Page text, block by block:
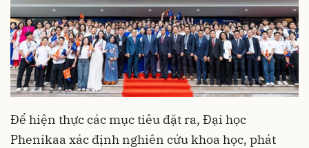
Để hiện thực các mục tiêu đặt ra, Đại học
Phenikaa xác định nghiên cứu khoa học, phát